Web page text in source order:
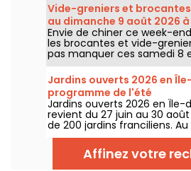
Vide-greniers et
au dimanche 9 août 2026
programme du week-end
Envie de chiner ce week-
les brocantes et vide-
pas manquer ces samedi 8
août 2026 pour faire le plein
affaires.
Jardins ouverts 2026 en
programme de l'été
Jardins ouverts 2026 en Île-
revient du 27 juin au 30
de 200 jardins franciliens.
concerts, spectacles,
installations artistiques.
Affinez votre